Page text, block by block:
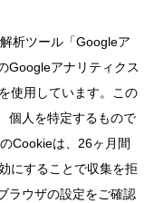
析ツール「Googleア
Googleアナリティクス
使用しています。この
個人を特定するもので
Cookieは、26ヶ月間
にすることで収集を拒
ラウザの設定をご確認